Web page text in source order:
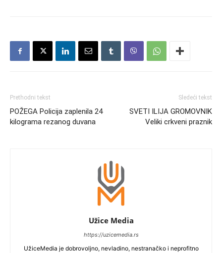
Prethodni tekst
POŽEGA Policija zaplenila 24
kilograma rezanog duvana
Sledeći tekst
SVETI ILIJA GROMOVNIK
Veliki crkveni praznik
Užice Media
https://uzicemedia.rs
UžiceMedia je dobrovoljno, nevladino, nestranačko i neprofitno